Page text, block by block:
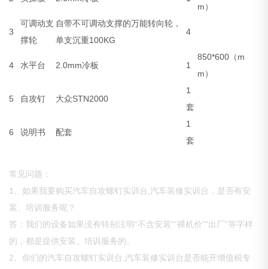
m）
3
可调动支
撑轮
自带不可调动支撑的万能转向轮，
单支沉重100KG
4
4 水平台 2.0mm冷板 1
850*600（m
m）
5 自攻钉 大众STN2000
1
套
6 说明书 配套
1
套
常见问题：
1、如果我要购买汽车自攻螺钉实训台,汽车装修实训台，是否有安
装、培训服务呢？
答：我们的设备如果没有特别注明“不含安装”“裸机价”“出厂”等字样
的，都是提供安装、培训服务的。
2、你们的汽车自攻螺钉实训台,汽车装修实训台是否能开增值税专